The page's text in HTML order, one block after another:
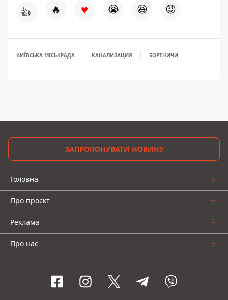
👍 🔥 ♥ 😭 😆 😡
КИЇВСЬКА МІСЬКРАДА КАНАЛИЗАЦИЯ БОРТНИЧИ
ЗАПРОПОНУВАТИ НОВИНУ
Головна
Про проєкт
Реклама
Про нас